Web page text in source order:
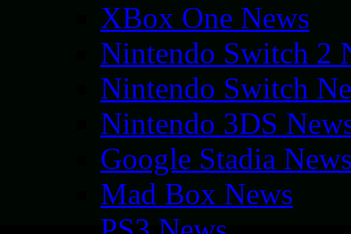
XBox One News
Nintendo Switch 2
Nintendo Switch
Nintendo 3DS
Google Stadia
Mad Box News